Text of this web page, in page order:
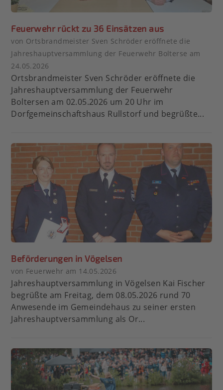
Feuerwehr rückt zu 36 Einsätzen aus
von Ortsbrandmeister Sven Schröder eröffnete die
Jahreshauptversammlung der Feuerwehr Bolterse am
24.05.2026
Ortsbrandmeister Sven Schröder eröffnete die
Jahreshauptversammlung der Feuerwehr
Boltersen am 02.05.2026 um 20 Uhr im
Dorfgemeinschaftshaus Rullstorf und begrüßte...
Beförderungen in Vögelsen
von Feuerwehr am 14.05.2026
Jahreshauptversammlung in Vögelsen Kai Fischer
begrüßte am Freitag, dem 08.05.2026 rund 70
Anwesende im Gemeindehaus zu seiner ersten
Jahreshauptversammlung als Or...